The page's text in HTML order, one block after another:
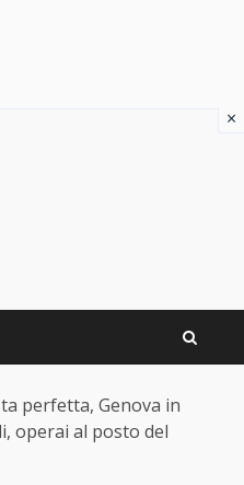
perfetta, Genova in
operai al posto del
×